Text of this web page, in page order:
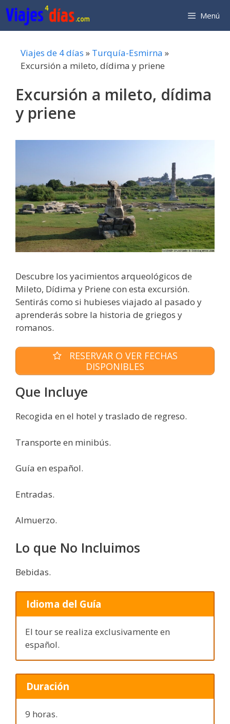
Saltar
al
contenido
Menú
Viajes de 4 días » Turquía-Esmirna »
Excursión a mileto, dídima y priene
Excursión a mileto, dídima
y priene
Descubre los yacimientos arqueológicos de
Mileto, Dídima y Priene con esta excursión.
Sentirás como si hubieses viajado al pasado y
aprenderás sobre la historia de griegos y
romanos.
RESERVAR O VER FECHAS
DISPONIBLES
Que Incluye
Recogida en el hotel y traslado de regreso.
Transporte en minibús.
Guía en español.
Entradas.
Almuerzo.
Lo que No Incluimos
Bebidas.
Idioma del Guía
El tour se realiza exclusivamente en
español.
Duración
9 horas.